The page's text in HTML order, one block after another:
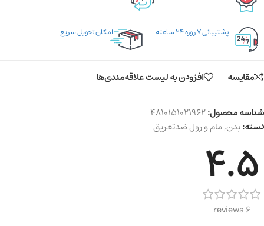
پشتیبانی ۷ روزه ۲۴ ساعته امکان تحویل سریع
مقایسه افزودن به لیست علاقه‌مندی‌ها
شناسه محصول:4810151021962
دسته:بدن,مام و رول ضدتعریق
4.5
6 reviews